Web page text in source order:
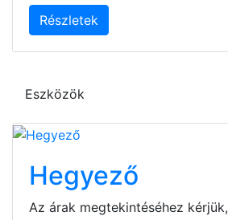
Részletek
Eszközök
Hegyező
Az árak megtekintéséhez kérjük,